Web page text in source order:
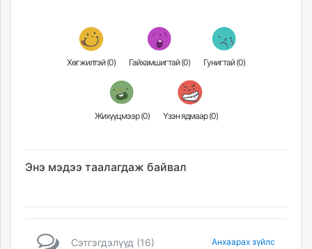
Хөгжилтэй (0) Гайхамшигтай (0) Гунигтай (0)
Жихүүцмээр (0) Үзэн ядмаар (0)
Энэ мэдээ таалагдаж байвал
Сэтгэгдэлүүд (16) Анхаарах зүйлс